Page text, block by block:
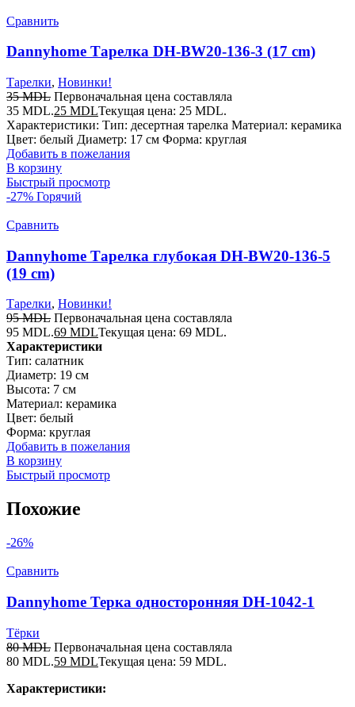
Сравнить
Dannyhome Тарелка DH-BW20-136-3 (17 cm)
Тарелки, Новинки!
35MDL Первоначальная цена составляла
35 MDL.25 MDLТекущая цена: 25 MDL.
Характеристики: Тип: десертная тарелка Материал: керамика
Цвет: белый Диаметр: 17 см Форма: круглая
Добавить в пожелания
В корзину
Быстрый просмотр
-27% Горячий
Сравнить
Dannyhome Тарелка глубокая DH-BW20-136-5
(19 cm)
Тарелки, Новинки!
95MDL Первоначальная цена составляла
95 MDL.69 MDLТекущая цена: 69 MDL.
Характеристики
Тип: салатник
Диаметр: 19 см
Высота: 7 см
Материал: керамика
Цвет: белый
Форма: круглая
Добавить в пожелания
В корзину
Быстрый просмотр
Похожие
-26%
Сравнить
Dannyhome Терка односторонняя DH-1042-1
Тёрки
80MDL Первоначальная цена составляла
80 MDL.59 MDLТекущая цена: 59 MDL.
Характеристики: